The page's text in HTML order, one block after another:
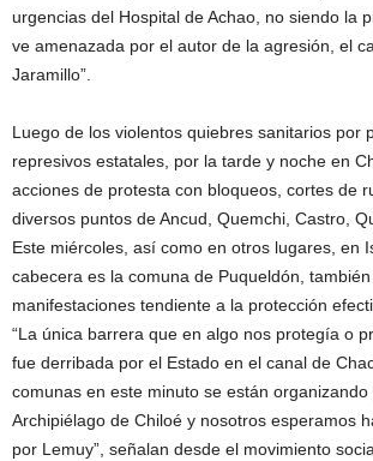
urgencias del Hospital de Achao, no siendo la
ve amenazada por el autor de la agresión, el
Jaramillo”.
Luego de los violentos quiebres sanitarios por
represivos estatales, por la tarde y noche en
acciones de protesta con bloqueos, cortes de
diversos puntos de Ancud, Quemchi, Castro,
Este miércoles, así como en otros lugares, en
cabecera es la comuna de Puqueldón,
manifestaciones tendiente a la protección
“La única barrera que en algo nos protegía o
fue derribada por el Estado en el canal de
comunas en este minuto se están
Archipiélago de Chiloé y nosotros esperamos
por Lemuy”, señalan desde el movimiento